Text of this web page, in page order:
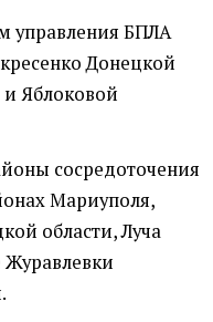
управления БПЛА
Донецкой
и Яблоковой
сосредоточения
Мариуполя,
области, Луча
Журавлевки